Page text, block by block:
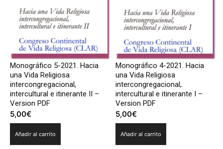
Monográfico 5-2021. Hacia
una Vida Religiosa
intercongregacional,
intercultural e itinerante II –
Version PDF
5,00€
Añadir al carrito
Monográfico 4-2021. Hacia
una Vida Religiosa
intercongregacional,
intercultural e itinerante I –
Version PDF
5,00€
Añadir al carrito